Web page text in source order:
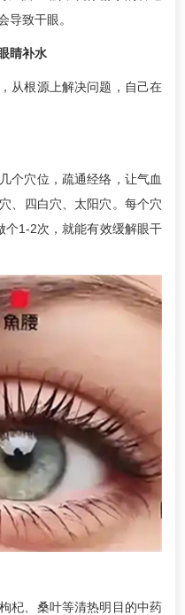
导致干眼。
睛补水
从根源上解决问题，自己在
个穴位，疏通经络，让气血
、四白穴、太阳穴。每个穴
1-2次，就能有效缓解眼干
杞、桑叶等清热明目的中药